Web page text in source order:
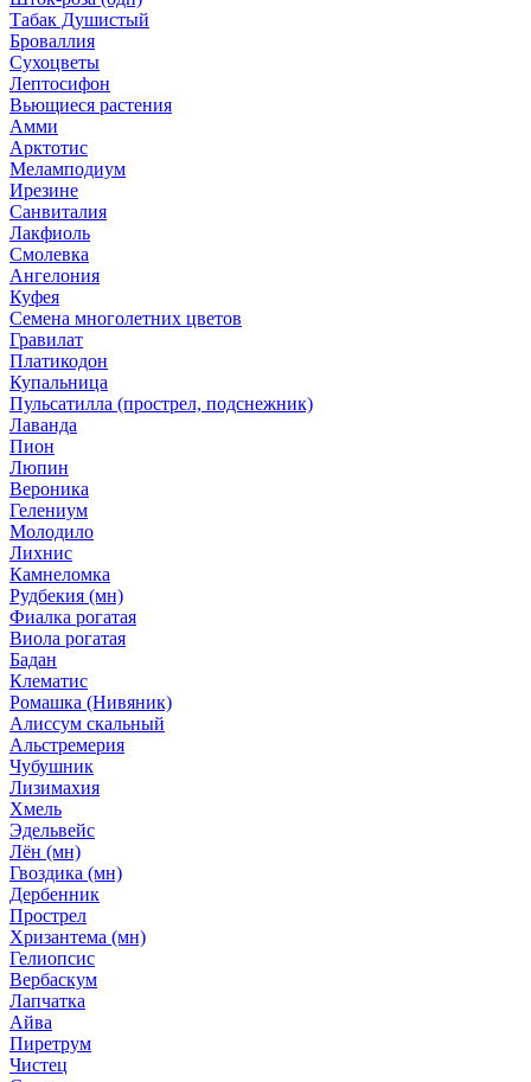
Табак Душистый
Броваллия
Сухоцветы
Лептосифон
Вьющиеся растения
Амми
Арктотис
Меламподиум
Ирезине
Санвиталия
Лакфиоль
Смолевка
Ангелония
Куфея
Семена многолетних цветов
Гравилат
Платикодон
Купальница
Пульсатилла (прострел, подснежник)
Лаванда
Пион
Люпин
Вероника
Гелениум
Молодило
Лихнис
Камнеломка
Рудбекия (мн)
Фиалка рогатая
Виола рогатая
Бадан
Клематис
Ромашка (Нивяник)
Алиссум скальный
Альстремерия
Чубушник
Лизимахия
Хмель
Эдельвейс
Лён (мн)
Гвоздика (мн)
Дербенник
Прострел
Хризантема (мн)
Гелиопсис
Вербаскум
Лапчатка
Айва
Пиретрум
Чистец